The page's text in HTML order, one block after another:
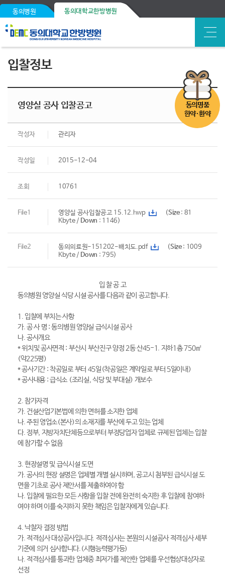
동의병원 동의대학교한방병원
동의명품
한약·환약
입찰정보
영양실 공사 입찰공고
작성자 관리자
작성일 2015-12-04
조회 10761
File1 영양실 공사입찰공고 15.12.hwp (Size: 81
Kbyte / Down : 1146)
File2 동의의료원-151202-배치도.pdf (Size: 1009
Kbyte / Down : 795)
입 찰 공 고
동의병원 영양실 식당 시설 공사를 다음과 같이 공고합니다.
1. 입찰에 부치는 사항
가. 공 사 명 : 동의병원 영양실 급식시설 공사
나. 공사개요
* 위치및 공사면적 : 부산시 부산진구 양정 2동 산45-1. 지하1층 750㎡
(약225평)
* 공사기간 : 착공일로 부터 45일(착공일은 계약일로 부터 5일이내)
* 공사내용 : 급식소 (조리실, 식당 및 부대실) 개보수
2. 참가자격
가. 건설산업기본법에 의한 면허를 소지한 업체
나. 주된 영업소(본사)의 소재지를 부산에 두고 있는 업체
다. 정부, 지방자치단체등으로부터 부정당업자 업체로 규제된 업체는 입찰
에 참가할 수 없음
3. 현장설명 및 급식시설 도면
가. 공사의 현장 설명은 업체별 개별 실시하며, 공고시 첨부된 급식시설 도
면을 기초로 공사 제안서를 제출하여야 함
나. 입찰에 필요한 모든 사항을 입찰 전에 완전히 숙지한 후 입찰에 참여하
여야 하며 이를 숙지하지 못한 책임은 입찰자에게 있습니다.
4. 낙찰자 결정 방법
가. 적격심사 대상공사입니다. 적격심사는 본원의 시설공사 적격심사 세부
기준에 의거 심사합니다.(시행능력평가등)
나. 적격심사를 통과한 업체중 최저가를 제안한 업체를 우선협상대상자로
선정